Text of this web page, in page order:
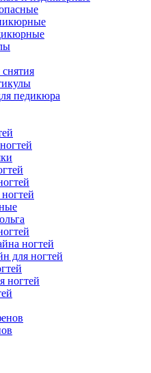
педикюра
ногтей
для ногтей
ногтей